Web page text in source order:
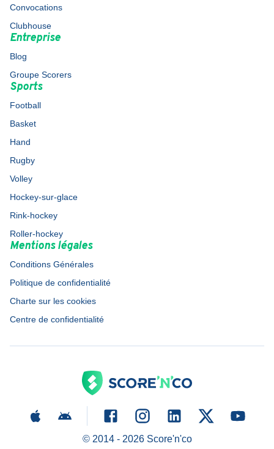
Convocations
Clubhouse
Entreprise
Blog
Groupe Scorers
Sports
Football
Basket
Hand
Rugby
Volley
Hockey-sur-glace
Rink-hockey
Roller-hockey
Mentions légales
Conditions Générales
Politique de confidentialité
Charte sur les cookies
Centre de confidentialité
© 2014 - 2026Score'n'co